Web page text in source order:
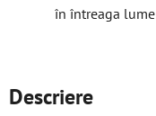
în întreaga lume
Descriere